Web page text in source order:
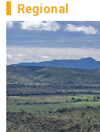
Regional